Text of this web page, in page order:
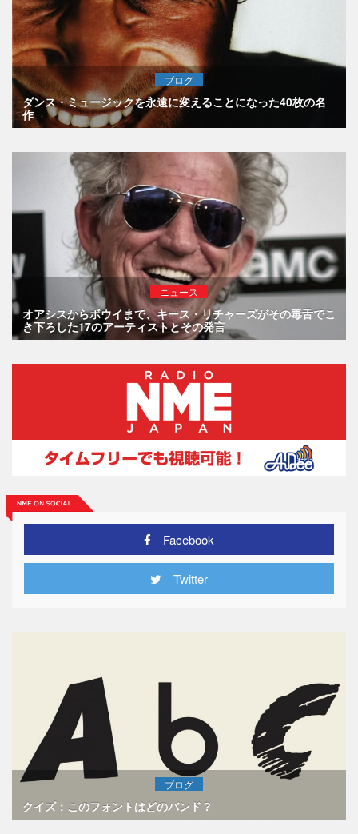
ブログ
ダンス・ミュージックを永遠に変えることになった40枚の名
作
ニュース
オアシスからボウイまで、キース・リチャーズがその毒舌でこ
き下ろした17のアーティストとその発言
Facebook
Twitter
ブログ
クイズ：このフォントはどのバンド？